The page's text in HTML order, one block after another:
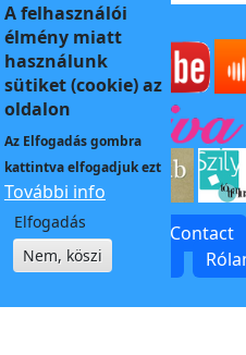
Kapcsolat | Contact
A felhasználói
élmény miatt
használunk
sütiket (cookie) az
oldalon
Az Elfogadásgombra
kattintva elfogadjuk ezt
További info
Elfogadás
Nem, köszi